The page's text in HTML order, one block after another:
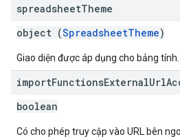
spreadsheetTheme
object (SpreadsheetTheme)
Giao diện được áp dụng cho bảng tính.
importFunctionsExternalUrl
boolean
Có cho phép truy cập vào URL bên